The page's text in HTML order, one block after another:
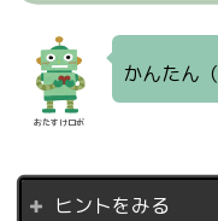
おたすけロボ
かんたん（
ヒントをみる